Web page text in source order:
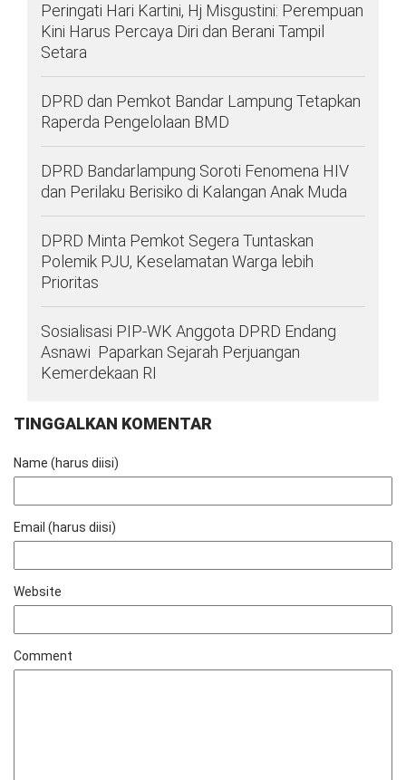
BARAT
DPRD
WAYKANAN
KEBIJAKAN
SOSIAL
PEDOMAN
REDAKSI
TENTANG
Peringati Hari Kartini, Hj Misgustini: Perempuan
Kini Harus Percaya Diri dan Berani Tampil
Setara
DPRD dan Pemkot Bandar Lampung Tetapkan
Raperda Pengelolaan BMD
DPRD Bandarlampung Soroti Fenomena HIV
dan Perilaku Berisiko di Kalangan Anak Muda
DPRD Minta Pemkot Segera Tuntaskan
Polemik PJU, Keselamatan Warga lebih
Prioritas
Sosialisasi PIP-WK Anggota DPRD Endang
Asnawi Paparkan Sejarah Perjuangan
Kemerdekaan RI
TINGGALKAN KOMENTAR
Name (harus diisi)
Email (harus diisi)
Website
Comment